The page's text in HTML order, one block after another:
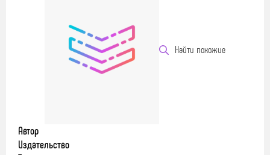
Найти похожие
Автор
Издательство